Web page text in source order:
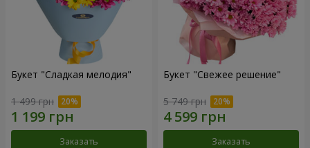
Букет "Сладкая мелодия"
1 499 грн
Заказать
Букет "Свежее решение"
5 749 грн
Заказать